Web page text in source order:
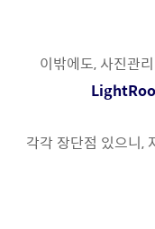
이밖에도, 사진관
각각 장단점 있으니,